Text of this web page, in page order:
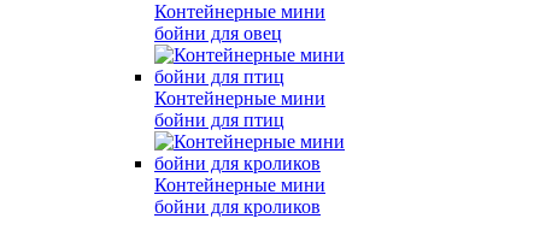
Контейнерные мини
бойни для овец
Контейнерные мини
бойни для птиц
Контейнерные мини
бойни для кроликов